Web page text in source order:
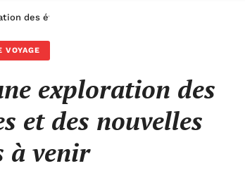
des évolutions écologiques et des nouvelles
VOYAGE
exploration des
et des nouvelles
à venir